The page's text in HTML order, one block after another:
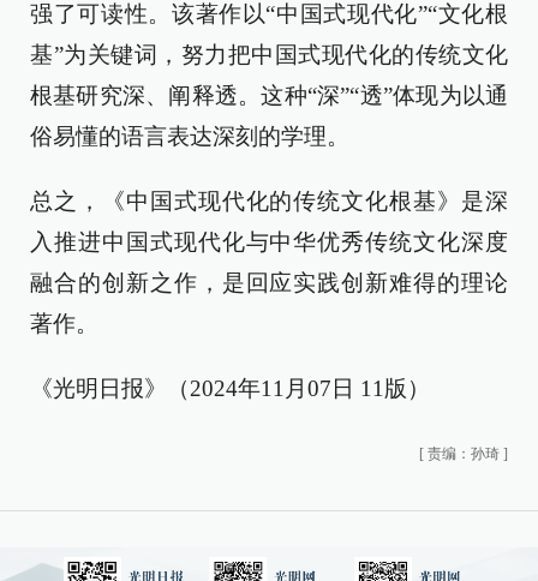
强了可读性。该著作以“中国式现代化”“文化根
基”为关键词，努力把中国式现代化的传统文化
根基研究深、阐释透。这种“深”“透”体现为以通
俗易懂的语言表达深刻的学理。
总之，《中国式现代化的传统文化根基》是深
入推进中国式现代化与中华优秀传统文化深度
融合的创新之作，是回应实践创新难得的理论
著作。
《光明日报》（2024年11月07日 11版）
[ 责编：孙琦 ]